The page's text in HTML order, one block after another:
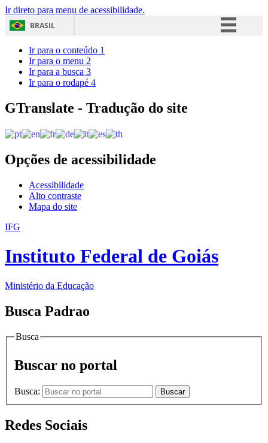
Ir direto para menu de acessibilidade.
BRASIL
Acesso à informação
Ir para o conteúdo 1
Ir para o menu 2
Ir para a busca 3
Ir para o rodapé 4
GTranslate - Tradução do site
Opções de acessibilidade
Acessibilidade
Alto contraste
Mapa do site
IFG
Instituto Federal de Goiás
Ministério da Educação
Busca Padrao
Busca
Buscar no portal
Busca: Buscar
Redes Sociais